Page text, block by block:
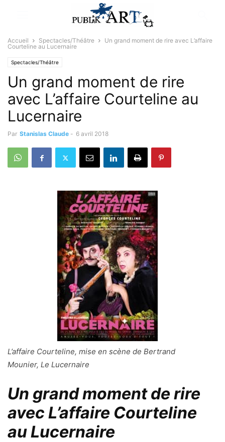
Accueil Spectacles/Théâtre
Un grand moment de rire avec L’affaire
Courteline au Lucernaire
Spectacles/Théâtre
Un grand moment de rire
avec L’affaire Courteline au
Lucernaire
Par Stanislas Claude - 6 avril 2018
L’affaire Courteline, mise en scène de Bertrand
Mounier, Le Lucernaire
Un grand moment de rire
avec L’affaire Courteline
au Lucernaire